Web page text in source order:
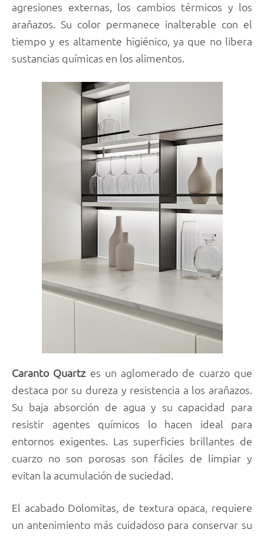
agresiones externas, los cambios térmicos y los
arañazos. Su color permanece inalterable con el
tiempo y es altamente higiénico, ya que no libera
sustancias químicas en los alimentos.
Caranto Quartzes un aglomerado de cuarzo que
destaca por su dureza y resistencia a los arañazos.
Su baja absorción de agua y su capacidad para
resistir agentes químicos lo hacen ideal para
entornos exigentes. Las superficies brillantes de
cuarzo no son porosas son fáciles de limpiar y
evitan la acumulación de suciedad.
El acabado Dolomitas, de textura opaca, requiere
un antenimiento más cuidadoso para conservar su